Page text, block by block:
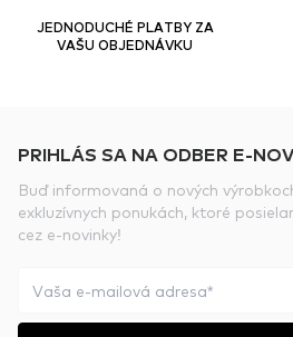
JEDNODUCHÉ PLATBY ZA
VAŠU OBJEDNÁVKU
PRIHLÁS SA NA ODBER E-
Buď informovaná o nových
exkluzívnych ponukách, ktoré
cez e-novinky!